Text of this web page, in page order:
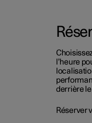
l’heure
derrière
Réserver